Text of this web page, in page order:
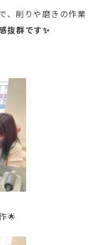
、削りや磨きの作業
抜群です✨
🌟